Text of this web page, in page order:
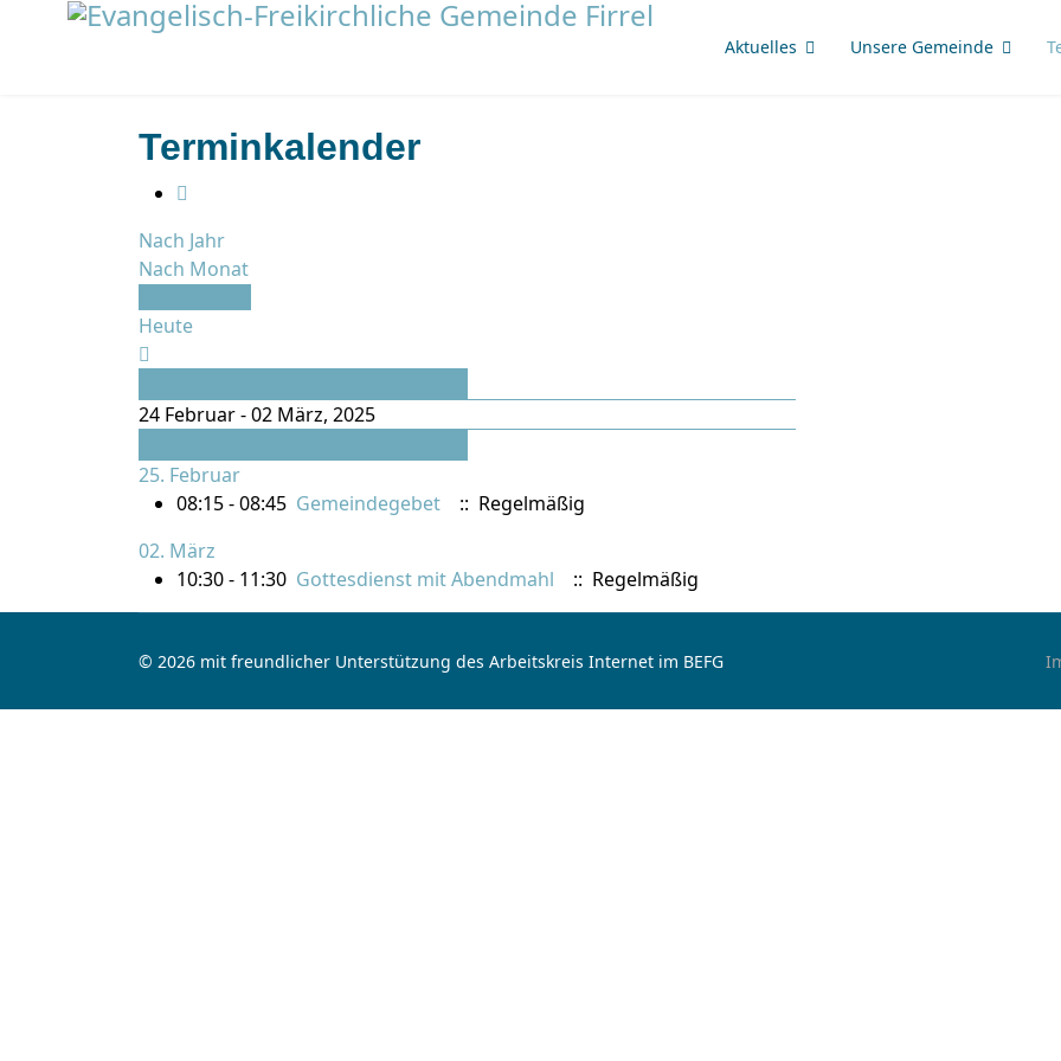
Aktuelles Unsere Gemeinde
Terminkalender
Nach Jahr
Nach Monat
Heute
24 Februar - 02 März, 2025
25. Februar
08:15 - 08:45 Gemeindegebet
:: Regelmäßig
02. März
10:30 - 11:30 Gottesdienst mit Abendmahl :: Regelmäßig
© 2026 mit freundlicher Unterstützung des Arbeitskreis Internet im BEFG